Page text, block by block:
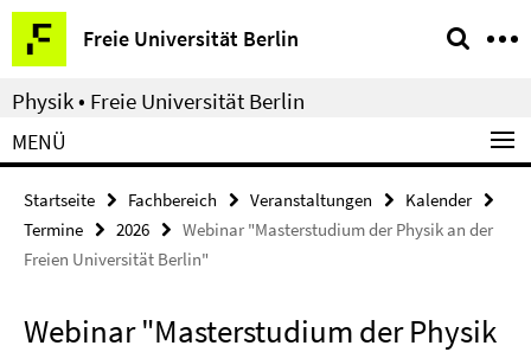
Springe
direkt
zu
Inhalt
Freie Universität Berlin
Service-
Navigation
Physik • Freie Universität Berlin
MENÜ
Startseite Fachbereich Veranstaltungen
Kalender
Termine
2026
Webinar "Masterstudium der Physik an der
Freien Universität Berlin"
Webinar "Masterstudium der Physik